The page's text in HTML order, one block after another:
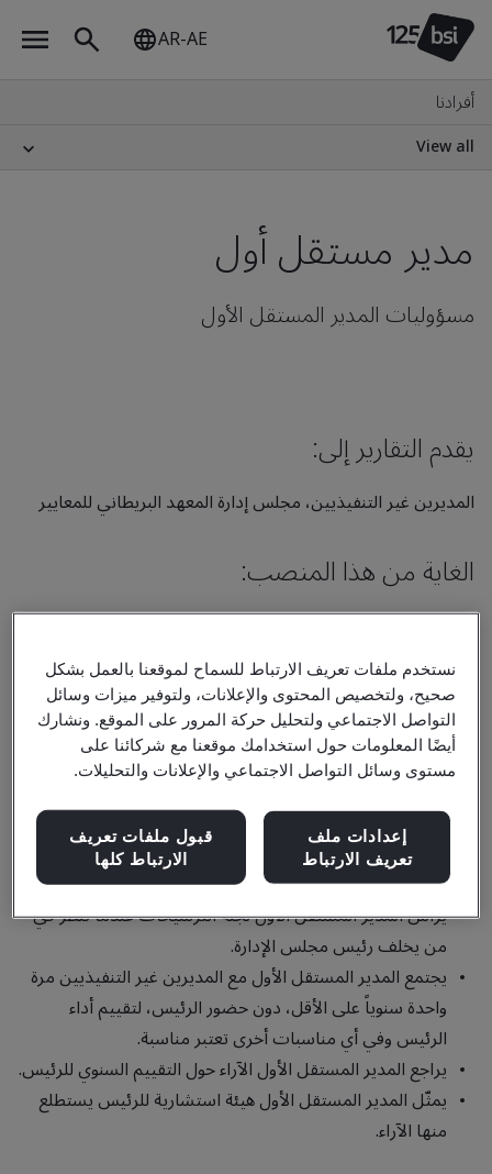
AR-AE
أفرادنا
View all
مدير مستقل أول
مسؤوليات المدير المستقل الأول
يقدم التقارير إلى:
المديرين غير التنفيذيين، مجلس إدارة المعهد البريطاني للمعايير
الغاية من هذا المنصب:
يلزم نظام حوكمة الشركات البريطاني مجلس الإدارة بتعيين واحد
من المديرين المستقلين غير التنفيذيين ليكون مديراً مستقلاً أولاً
("SID"). بالإضافة إلى الواجبات العامة للمدير غير التنفيذي كما هو
منصوص عليه في خطاب تعيين المدير.
المسؤوليات:
تجاه الرئيس
يرأس المدير المستقل الأول لجنة الترشيحات عندما تنظر في
من يخلف رئيس مجلس الإدارة.
يجتمع المدير المستقل الأول مع المديرين غير التنفيذيين مرة
واحدة سنوياً على الأقل، دون حضور الرئيس، لتقييم أداء
الرئيس وفي أي مناسبات أخرى تعتبر مناسبة.
يراجع المدير المستقل الأول الآراء حول التقييم السنوي للرئيس.
يمثّل المدير المستقل الأول هيئة استشارية للرئيس يستطلع
منها الآراء.
نستخدم ملفات تعريف الارتباط للسماح لموقعنا بالعمل بشكل
صحيح، ولتخصيص المحتوى والإعلانات، ولتوفير ميزات وسائل
التواصل الاجتماعي ولتحليل حركة المرور على الموقع. ونشارك
أيضًا المعلومات حول استخدامك موقعنا مع شركائنا على
مستوى وسائل التواصل الاجتماعي والإعلانات والتحليلات.
إعدادات ملف
تعريف الارتباط
قبول ملفات تعريف
الارتباط كلها